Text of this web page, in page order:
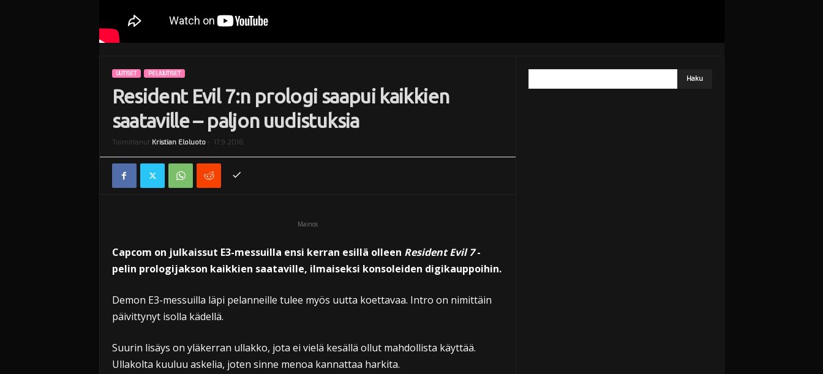
UUTISET PELIUUTISET
Resident Evil 7:n prologi saapui kaikkien
saataville – paljon uudistuksia
Toimittanut Kristian Eloluoto- 17.9.2016
Mainos
Capcom on julkaissut E3-messuilla ensi kerran esillä olleen Resident Evil 7-
pelin prologijakson kaikkien saataville, ilmaiseksi konsoleiden digikauppoihin.
Demon E3-messuilla läpi pelanneille tulee myös uutta koettavaa. Intro on nimittäin
päivittynyt isolla kädellä.
Suurin lisäys on yläkerran ullakko, jota ei vielä kesällä ollut mahdollista käyttää.
Ullakolta kuuluu askelia, joten sinne menoa kannattaa harkita.